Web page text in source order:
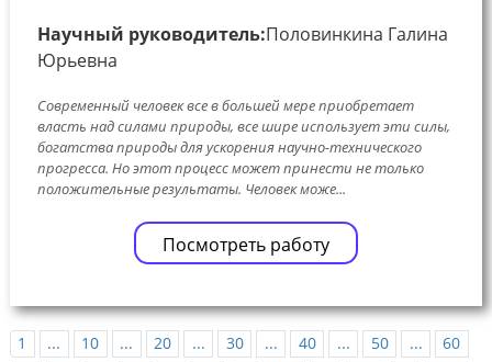
Научный руководитель:Половинкина Галина
Юрьевна
Современный человек все в большей мере приобретает
власть над силами природы, все шире использует эти силы,
богатства природы для ускорения научно-технического
прогресса. Но этот процесс может принести не только
положительные результаты. Человек може...
Посмотреть работу
1 ... 10 ... 20 ... 30 ... 40 ... 50 ...
60